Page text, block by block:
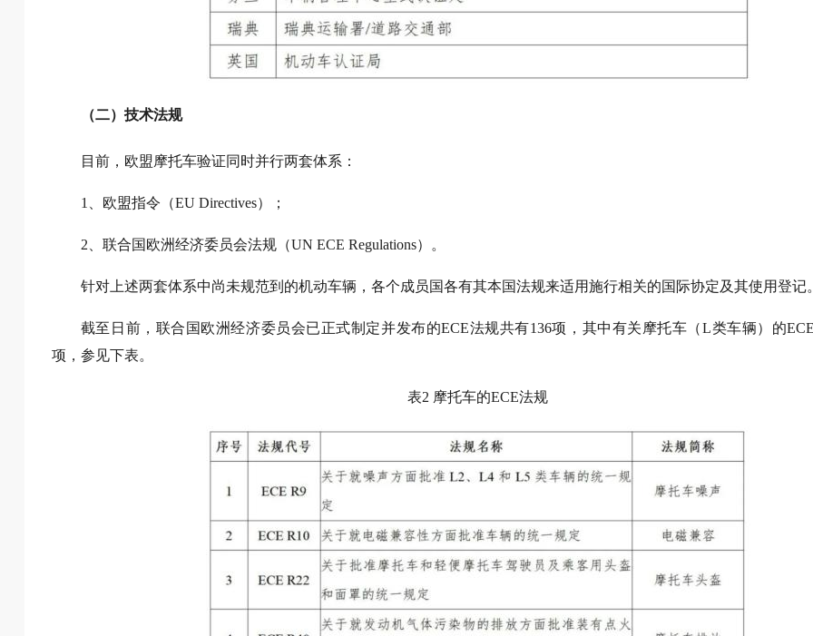
（二）技术法规
目前，欧盟摩托车验证同时并行两套体系：
1、欧盟指令（EU Directives）；
2、联合国欧洲经济委员会法规（UN ECE Regulations）。
针对上述两套体系中尚未规范到的机动车辆，各个成员国各有其本国法规来适用施行相关的国际协定及其使用登记
截至日前，联合国欧洲经济委员会已正式制定并发布的ECE法规共有136项，其中有关摩托车（L类车辆）的
项，参见下表。
表2 摩托车的ECE法规